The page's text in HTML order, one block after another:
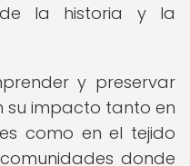
la historia y la
y preservar
su impacto tanto en
como en el tejido
donde